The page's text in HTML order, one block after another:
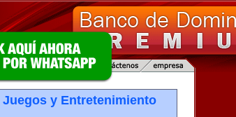
Juegos y Entretenimiento